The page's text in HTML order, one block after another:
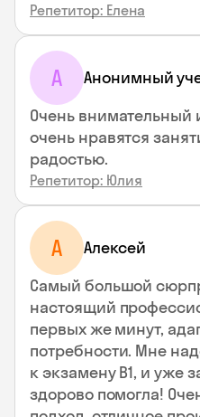
Репетитор: Елена
А Анонимный
Очень внимательный
очень нравятся
радостью.
Репетитор: Юлия
А Алексей
Самый большой
настоящий
первых же минут,
потребности. Мне
к экзамену В1, и уже
здорово помогла!